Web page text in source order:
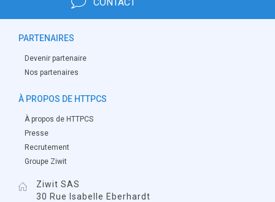
PARTENAIRES
Devenir partenaire
Nos partenaires
À PROPOS DE HTTPCS
À propos de HTTPCS
Presse
Recrutement
Groupe Ziwit
Ziwit SAS
30 Rue Isabelle Eberhardt